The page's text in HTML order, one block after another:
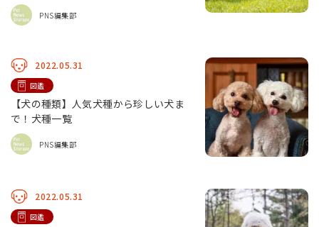
PNS編集部
2022.05.31
図鑑
【犬の種類】人気犬種から珍しい犬ま
で！犬種一覧
PNS編集部
2022.05.31
図鑑